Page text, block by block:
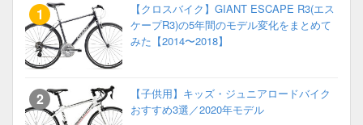
【クロスバイク】GIANT ESCAPE R3(エス
ケープR3)の5年間のモデル変化をまとめて
みた【2014〜2018】
【子供用】キッズ・ジュニアロードバイク
おすすめ3選／2020年モデル